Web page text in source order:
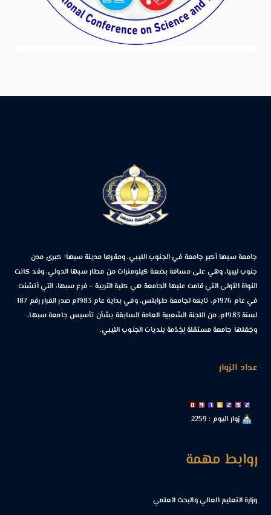
جامعة سبها أكبر جامعة في الجنوب الليبي، ومقرها مدينة سبها؛ كبرى مدن
جنوب ليبيا، وهي على مسافة بضعة كيلومترات من مطار سبها الدولي، وقد كانت
النواة الأولى التي قامت عليها الجامعة هي كلية التربية – فرع سبها، التي أنشئت
في عام 1976م، تابعة لجامعة طرابلس، وفي بداية عام 1983م صدر القرار رقم 187
لسنة 1983م، من اللجنة الشعبية العامة السابقة بشأن تأسيس جامعة سبها،
وجَعْلها جامعة مستقلة لِخِدْمة بلديات الجنوب الليبي.
عداد الزوار
زوار اليوم : 2259
روابط مهمة
وزارة التعليم العالي والبحث العلمي